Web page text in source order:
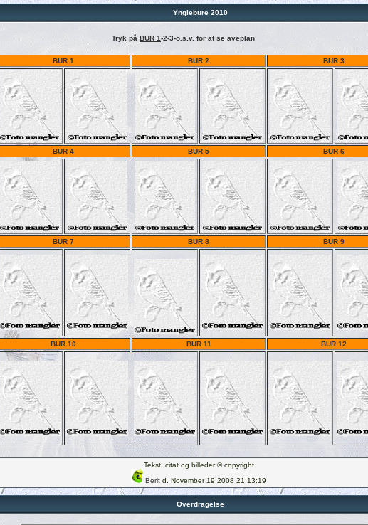
Ynglebure 2010
Tryk på BUR 1-2-3-o.s.v. for at se aveplan
BUR 1 BUR 2 BUR 3
BUR 4 BUR 5 BUR 6
BUR 7 BUR 8 BUR 9
BUR 10 BUR 11 BUR 12
Tekst, citat og billeder © copyright
Berit d. November 19 2008 21:13:19
Overdragelse